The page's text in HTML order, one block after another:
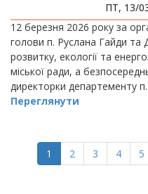
ПТ, 13/
12 березня 2026 року за
голови п. Руслана Гайди та
розвитку, екології та
міської ради, а
директорки департементу п.
Переглянути
СТОРІНКИПоточна
сторінка
1 Page
2 Page
3 Page
4 5